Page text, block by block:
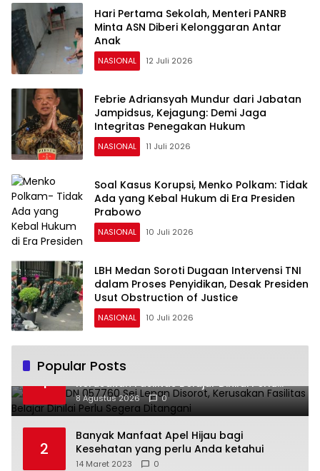
Hari Pertama Sekolah, Menteri PANRB
Minta ASN Diberi Kelonggaran Antar
Anak
NASIONAL 12 Juli 2026
Febrie Adriansyah Mundur dari Jabatan
Jampidsus, Kejagung: Demi Jaga
Integritas Penegakan Hukum
NASIONAL 11 Juli 2026
Soal Kasus Korupsi, Menko Polkam: Tidak
Ada yang Kebal Hukum di Era Presiden
Prabowo
NASIONAL 10 Juli 2026
LBH Medan Soroti Dugaan Intervensi TNI
dalam Proses Penyidikan, Desak Presiden
Usut Obstruction of Justice
NASIONAL 10 Juli 2026
Popular Posts
1
Kondisi SDN 057760 Sei Lepan Disorot,
Kerusakan Fasilitas Belajar Dinilai Perlu
Segera Ditangani
8 Agustus 2026 0
2
Banyak Manfaat Apel Hijau bagi
Kesehatan yang perlu Anda ketahui
14 Maret 2023 0